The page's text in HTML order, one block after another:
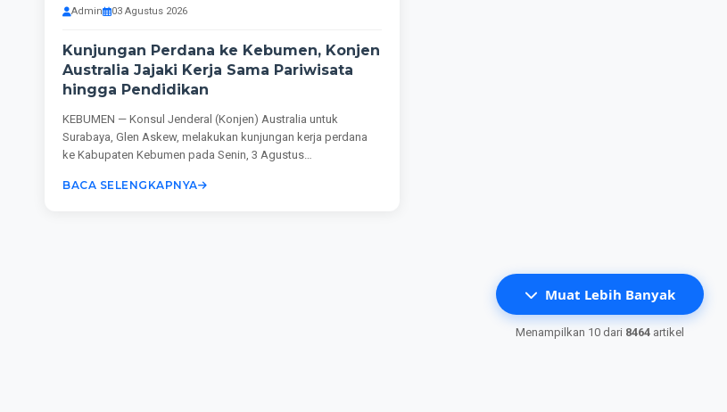
Admin 03 Agustus 2026
Kunjungan Perdana ke Kebumen, Konjen
Australia Jajaki Kerja Sama Pariwisata
hingga Pendidikan
KEBUMEN — Konsul Jenderal (Konjen) Australia untuk
Surabaya, Glen Askew, melakukan kunjungan kerja perdana
ke Kabupaten Kebumen pada Senin, 3 Agustus
BACA SELENGKAPNYA
Muat Lebih Banyak
Menampilkan 10dari 8464artikel